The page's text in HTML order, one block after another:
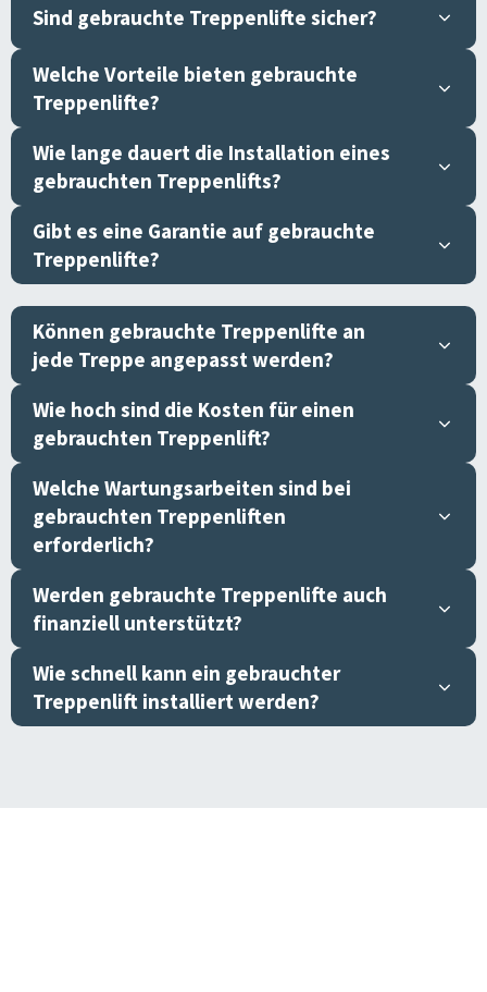
Sind gebrauchte Treppenlifte sicher?
Welche Vorteile bieten gebrauchte
Treppenlifte?
Wie lange dauert die Installation eines
gebrauchten Treppenlifts?
Gibt es eine Garantie auf gebrauchte
Treppenlifte?
Können gebrauchte Treppenlifte an
jede Treppe angepasst werden?
Wie hoch sind die Kosten für einen
gebrauchten Treppenlift?
Welche Wartungsarbeiten sind bei
gebrauchten Treppenliften
erforderlich?
Werden gebrauchte Treppenlifte auch
finanziell unterstützt?
Wie schnell kann ein gebrauchter
Treppenlift installiert werden?